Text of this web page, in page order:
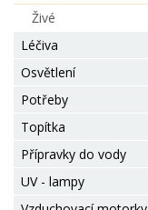
Živé
Léčiva
Osvětlení
Potřeby
Topítka
Přípravky do vody
UV - lampy